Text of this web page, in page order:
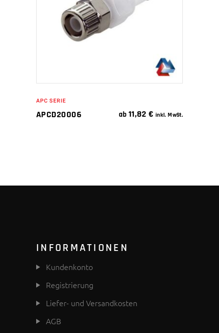
IN DEN WARENKORB
APC SERIE
APCD20006 ab 11,82€ inkl. MwSt.
INFORMATIONEN
Kundenkonto
Registrierung
Liefer- und Versandkosten
AGB